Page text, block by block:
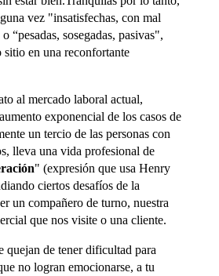
vez "insatisfechas, con mal
“pesadas, sosegadas, pasivas",
sitio en una reconfortante
al mercado laboral actual,
exponencial de los casos de
un tercio de las personas con
lleva una vida profesional de
" (expresión que usa Henry
ciertos desafíos de la
un compañero de turno, nuestra
que nos visite o una cliente.
quejan de tener dificultad para
no logran emocionarse, a tu